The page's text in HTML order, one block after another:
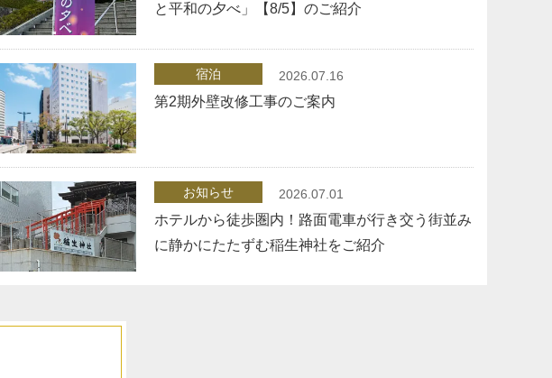
と平和の夕べ」【8/5】のご紹介
宿泊 2026.07.16
第2期外壁改修工事のご案内
お知らせ 2026.07.01
ホテルから徒歩圏内！路面電車が行き交う街並み
に静かにたたずむ稲生神社をご紹介